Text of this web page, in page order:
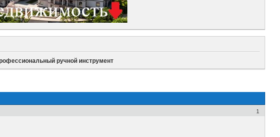
ручной инструмент
1